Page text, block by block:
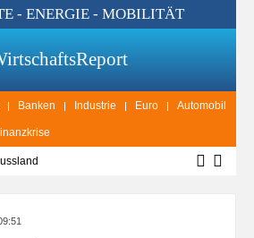
- ENERGIE - MOBILITÄT
Banken Industrie Euro Automobil